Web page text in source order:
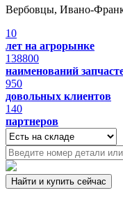
Вербовцы, Ивано-
10
лет на агрорынке
138800
наименований
950
довольных клиентов
140
партнеров